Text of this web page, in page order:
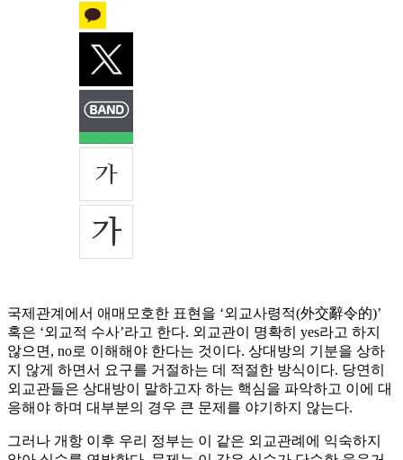
국제관계에서 애매모호한 표현을 ‘외교사령적(外交辭令的)’
혹은 ‘외교적 수사’라고 한다. 외교관이 명확히 yes라고 하지
않으면, no로 이해해야 한다는 것이다. 상대방의 기분을 상하
지 않게 하면서 요구를 거절하는 데 적절한 방식이다. 당연히
외교관들은 상대방이 말하고자 하는 핵심을 파악하고 이에 대
응해야 하며 대부분의 경우 큰 문제를 야기하지 않는다.
그러나 개항 이후 우리 정부는 이 같은 외교관례에 익숙하지